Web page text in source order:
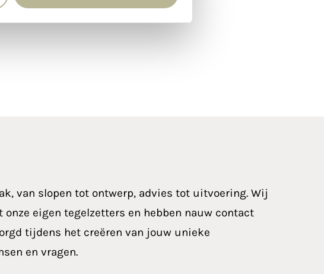
van slopen tot ontwerp, advies tot uitvoering. Wij
eigen tegelzetters en hebben nauw contact
tijdens het creëren van jouw unieke
en vragen.